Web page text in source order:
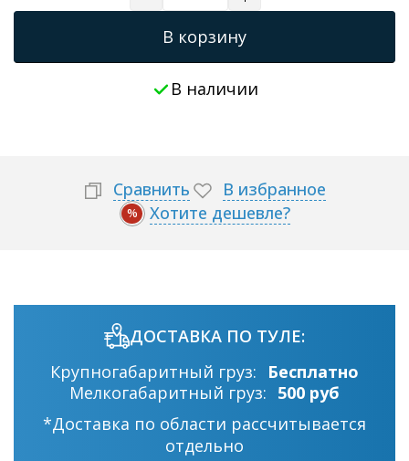
В корзину
В наличии
Сравнить В избранное
% Хотите дешевле?
ДОСТАВКА ПО ТУЛЕ:
Крупногабаритный груз:
Бесплатно
Мелкогабаритный груз: 500 руб
*Доставка по области рассчитывается
отдельно